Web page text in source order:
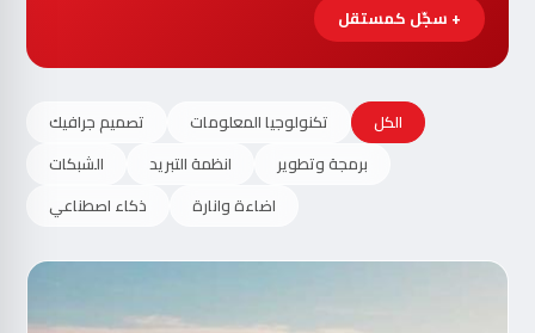
+ سجّل كمستقل
الكل تكنولوجيا المعلومات
تصميم جرافيك
برمجة وتطوير
انظمة التبريد
الشبكات
اضاءة وانارة
ذكاء اصطناعي